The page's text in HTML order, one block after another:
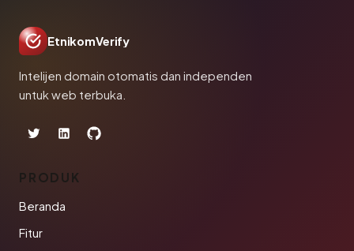
EtnikomVerify
Intelijen domain otomatis dan independen
untuk web terbuka.
PRODUK
Beranda
Fitur